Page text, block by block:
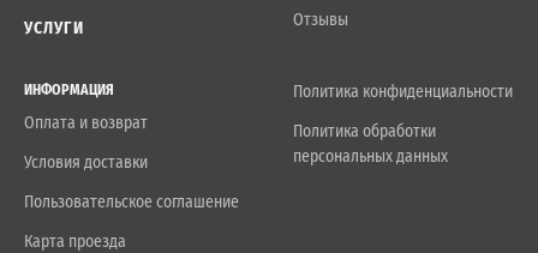
УСЛУГИ
Отзывы
ИНФОРМАЦИЯ
Оплата и возврат
Условия доставки
Пользовательское соглашение
Карта проезда
Политика конфиденциальности
Политика обработки
персональных данных